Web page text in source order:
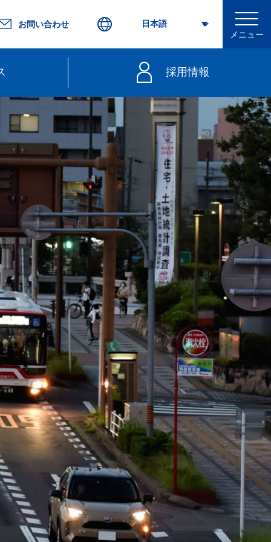
お問い合わせ
メニュー
きっぷ
web延着証明書
要）
採用情報